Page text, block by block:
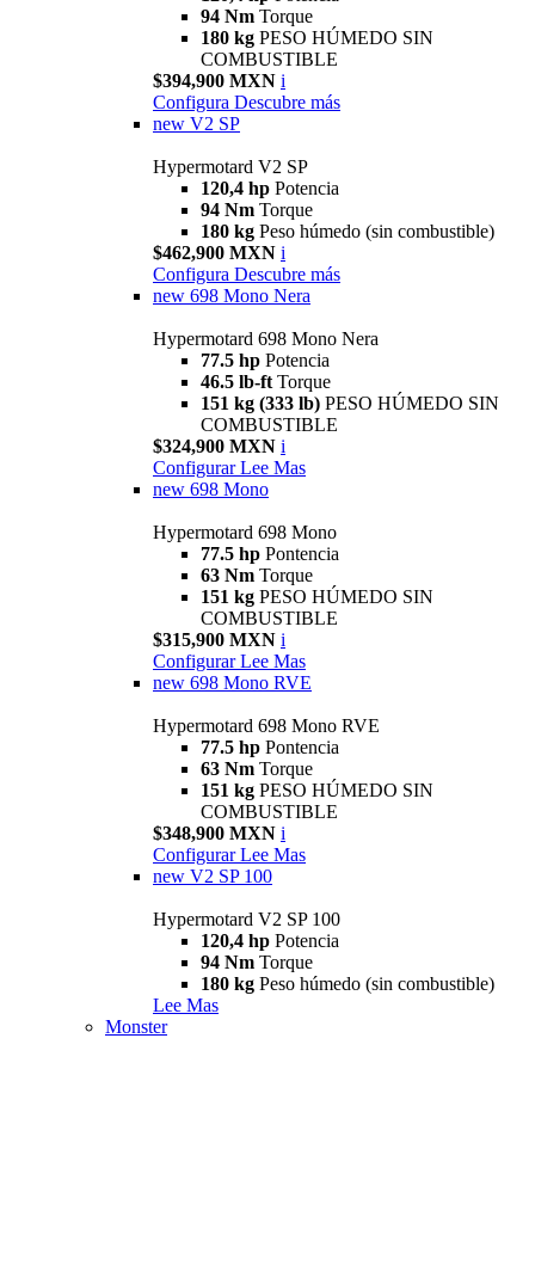
94 Nm Torque
180 kg PESO HÚMEDO SIN
COMBUSTIBLE
$394,900 MXN i
Configura Descubre más
new V2 SP
Hypermotard V2 SP
120,4 hp Potencia
94 Nm Torque
180 kg Peso húmedo (sin combustible)
$462,900 MXN i
Configura Descubre más
new 698 Mono Nera
Hypermotard 698 Mono Nera
77.5 hp Potencia
46.5 lb-ft Torque
151 kg (333 lb) PESO HÚMEDO SIN
COMBUSTIBLE
$324,900 MXN i
Configurar Lee Mas
new 698 Mono
Hypermotard 698 Mono
77.5 hp Pontencia
63 Nm Torque
151 kg PESO HÚMEDO SIN
COMBUSTIBLE
$315,900 MXN i
Configurar Lee Mas
new 698 Mono RVE
Hypermotard 698 Mono RVE
77.5 hp Pontencia
63 Nm Torque
151 kg PESO HÚMEDO SIN
COMBUSTIBLE
$348,900 MXN i
Configurar Lee Mas
new V2 SP 100
Hypermotard V2 SP 100
120,4 hp Potencia
94 Nm Torque
180 kg Peso húmedo (sin combustible)
Lee Mas
Monster